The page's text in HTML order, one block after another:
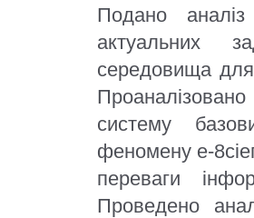
Подано
актуальних
середовища
систему
феномену е-
переваги
Проведено